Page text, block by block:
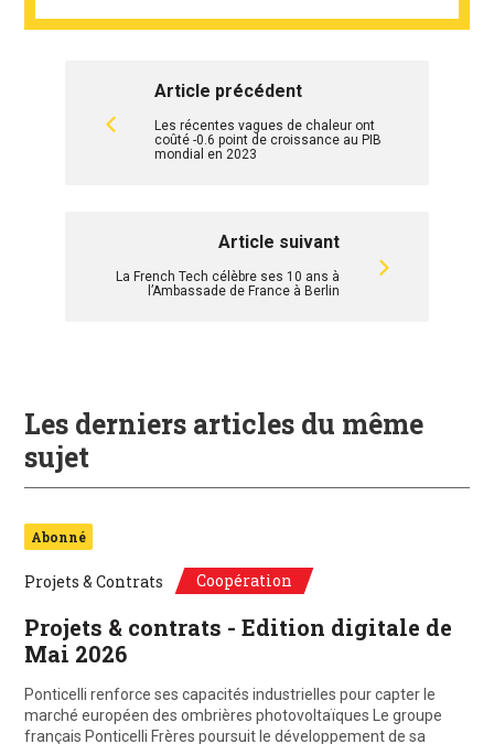
Article précédent
Les récentes vagues de chaleur ont
coûté -0.6 point de croissance au PIB
mondial en 2023
Article suivant
La French Tech célèbre ses 10 ans à
l’Ambassade de France à Berlin
Les derniers articles du même
sujet
Abonné
Projets & Contrats Coopération
Projets & contrats - Edition digitale de
Mai 2026
Ponticelli renforce ses capacités industrielles pour capter le
marché européen des ombrières photovoltaïques Le groupe
français Ponticelli Frères poursuit le développement de sa